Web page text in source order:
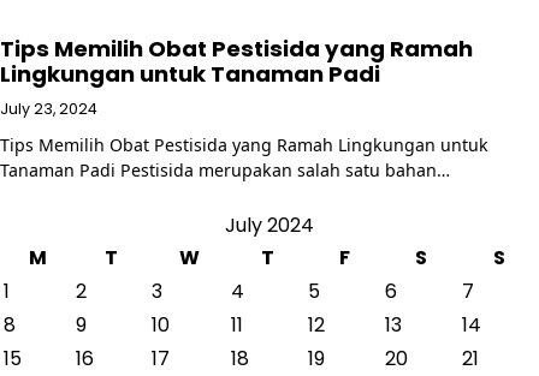
Tips Memilih Obat Pestisida yang Ramah
Lingkungan untuk Tanaman Padi
July 23, 2024
Tips Memilih Obat Pestisida yang Ramah Lingkungan untuk
Tanaman Padi Pestisida merupakan salah satu bahan…
July 2024
M
T W T F S
S
1
2 3 4 5 6
7
8
9 10 11 12 13
14
15
16 17 18 19 20
21